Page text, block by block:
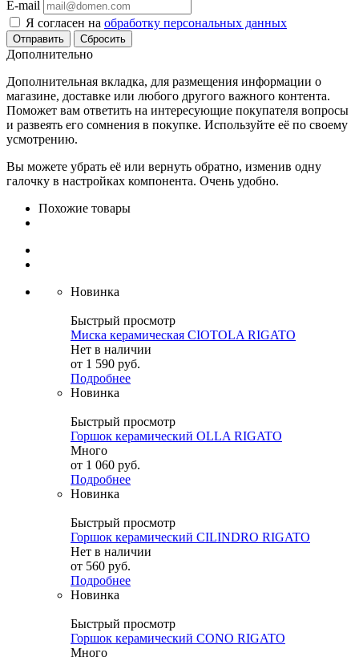
E-mail
Я согласен на обработку персональных данных
Сбросить
Дополнительно
Дополнительная вкладка, для размещения информации о
магазине, доставке или любого другого важного контента.
Поможет вам ответить на интересующие покупателя вопросы
и развеять его сомнения в покупке. Используйте её по своему
усмотрению.
Вы можете убрать её или вернуть обратно, изменив одну
галочку в настройках компонента. Очень удобно.
Похожие товары
Новинка
Быстрый просмотр
Миска керамическая CIOTOLA RIGATO
Нет в наличии
от 1 590 руб.
Подробнее
Новинка
Быстрый просмотр
Горшок керамический OLLA RIGATO
Много
от 1 060 руб.
Подробнее
Новинка
Быстрый просмотр
Горшок керамический CILINDRO RIGATO
Нет в наличии
от 560 руб.
Подробнее
Новинка
Быстрый просмотр
Горшок керамический CONO RIGATO
Много